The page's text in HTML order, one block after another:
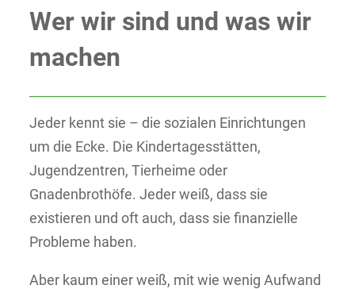
Wer wir sind und was wir
machen
Jeder kennt sie – die sozialen Einrichtungen
um die Ecke. Die Kindertagesstätten,
Jugendzentren, Tierheime oder
Gnadenbrothöfe. Jeder weiß, dass sie
existieren und oft auch, dass sie finanzielle
Probleme haben.
Aber kaum einer weiß, mit wie wenig Aufwand